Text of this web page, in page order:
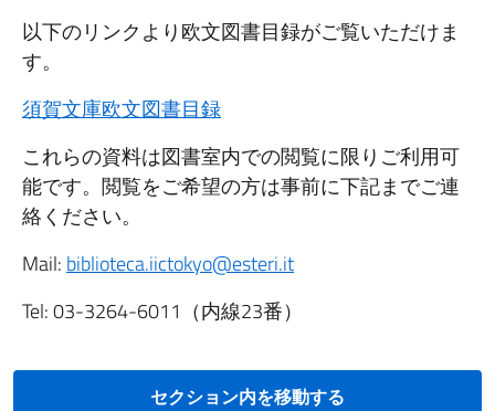
以下のリンクより欧文図書目録がご覧いただけま
す。
須賀文庫欧文図書目録
これらの資料は図書室内での閲覧に限りご利用可
能です。閲覧をご希望の方は事前に下記までご連
絡ください。
Mail: biblioteca.iictokyo@esteri.it
Tel: 03-3264-6011（内線23番）
セクション内を移動する